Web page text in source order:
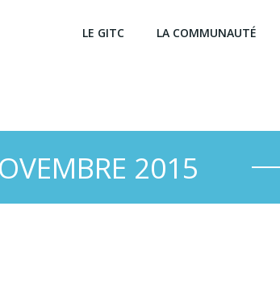
LE GITC LA COMMUNAUTÉ
2015